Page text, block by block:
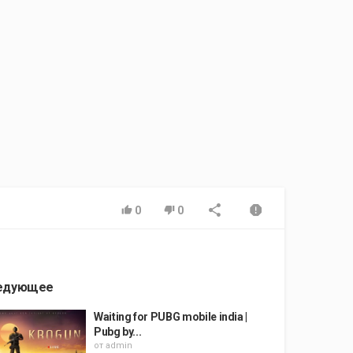
0 0
Waiting for PUBG mobile india |
Pubg by...
от admin